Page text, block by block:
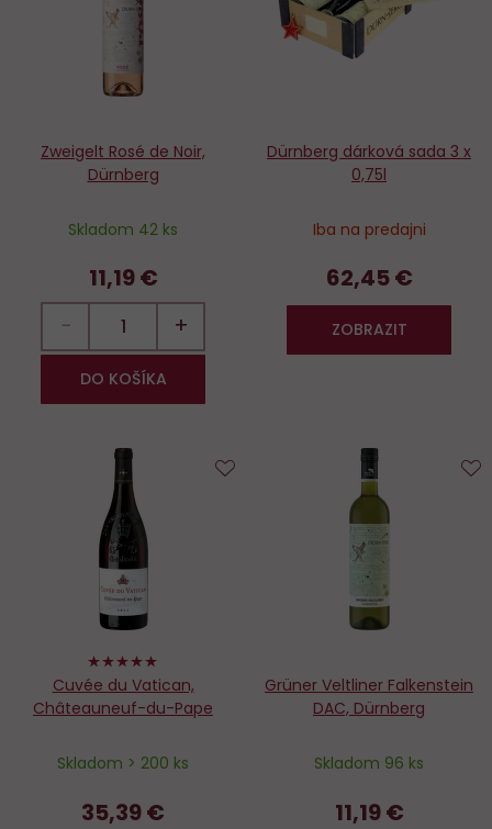
Zweigelt Rosé de Noir,
Dürnberg
Skladom 42 ks
11,19 €
− +
DO KOŠÍKA
Dürnberg dárková sada 3 x
0,75l
Iba na predajni
62,45 €
ZOBRAZIT
100%
Cuvée du Vatican,
Châteauneuf-du-Pape
Skladom > 200 ks
35,39 €
Grüner Veltliner Falkenstein
DAC, Dürnberg
Skladom 96 ks
11,19 €